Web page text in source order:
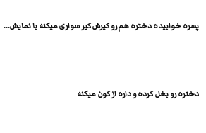
پسره خوابیده دختره هم رو کیرش کیر سواری میکنه با نمایش...
دختره رو بغل کرده و داره از کون میکنه